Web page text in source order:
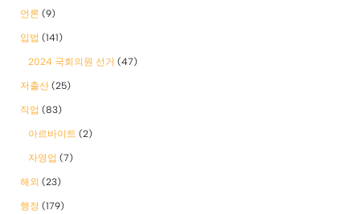
언론 (9)
입법 (141)
2024 국회의원 선거 (47)
저출산 (25)
직업 (83)
아르바이트 (2)
자영업 (7)
해외 (23)
행정 (179)